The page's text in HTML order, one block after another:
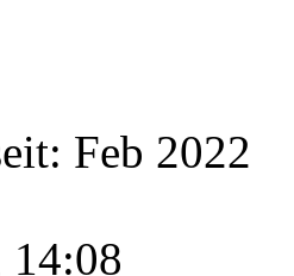
Feb 2022
14:08